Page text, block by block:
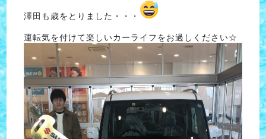
澤田も歳をとりました・・・
運転気を付けて楽しいカーライフをお過しください☆